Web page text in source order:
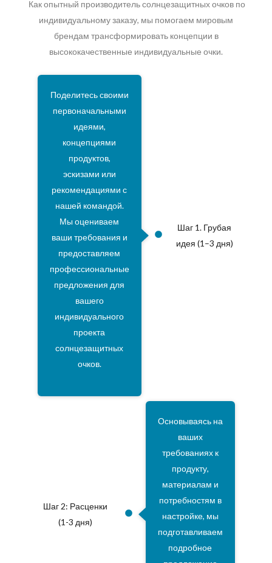
Как опытный производитель солнцезащитных очков по
индивидуальному заказу, мы помогаем мировым
брендам трансформировать концепции в
высококачественные индивидуальные очки.
Поделитесь своими
первоначальными
идеями,
концепциями
продуктов,
эскизами или
рекомендациями с
нашей командой.
Мы оцениваем
ваши требования и
предоставляем
профессиональные
предложения для
вашего
индивидуального
проекта
солнцезащитных
очков.
Шаг 1. Грубая
идея (1–3 дня)
Основываясь на
ваших
требованиях к
продукту,
материалам и
потребностям в
настройке, мы
подготавливаем
подробное
Шаг 2: Расценки
(1-3 дня)